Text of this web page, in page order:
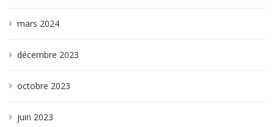
mars 2024
décembre 2023
octobre 2023
juin 2023